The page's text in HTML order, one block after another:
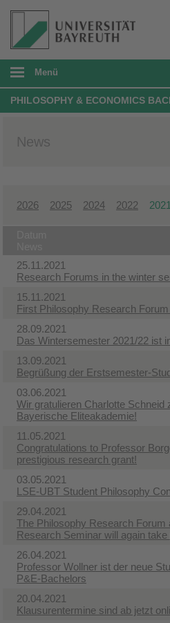
Menü
PHILOSOPHY & ECONOMICS
News
2026 2025 2024 2022 2021
25.11.2021
Research Forums in the winter
15.11.2021
First Philosophy Research
28.09.2021
Das Wintersemester 2021/22 ist
13.09.2021
Begrüßung der Erstsemester-
03.06.2021
Wir gratulieren Charlotte Schneid
Bayerische Eliteakademie!
11.05.2021
Congratulations to Professor
prestigious research grant!
03.05.2021
LSE-UBT Student Philosophy
29.04.2021
The Philosophy Research Forum
Research Seminar will again
26.04.2021
Professor Wollner ist der neue
P&E-Bachelors
20.04.2021
Klausurentermine sind ab jetzt